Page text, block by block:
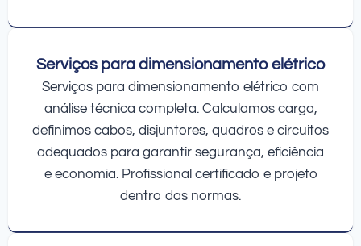
Serviços para dimensionamento elétrico
Serviços para dimensionamento elétrico com
análise técnica completa. Calculamos carga,
definimos cabos, disjuntores, quadros e circuitos
adequados para garantir segurança, eficiência
e economia. Profissional certificado e projeto
dentro das normas.